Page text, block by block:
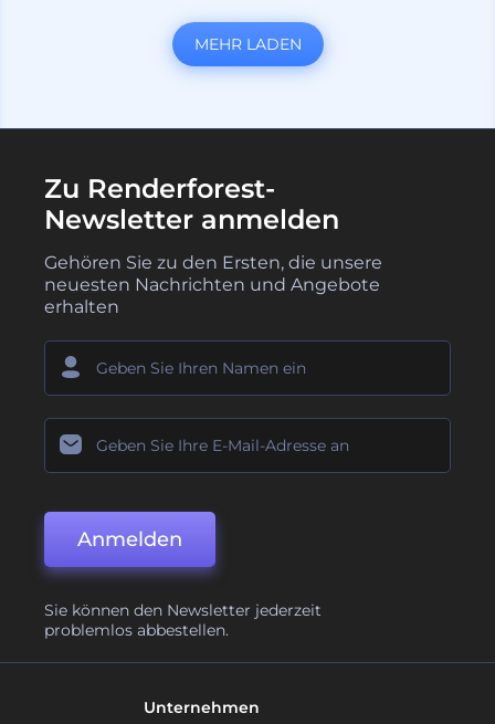
MEHR LADEN
Zu Renderforest-
Newsletter anmelden
Gehören Sie zu den Ersten, die unsere
neuesten Nachrichten und Angebote
erhalten
Anmelden
Sie können den Newsletter jederzeit
problemlos abbestellen.
Unternehmen